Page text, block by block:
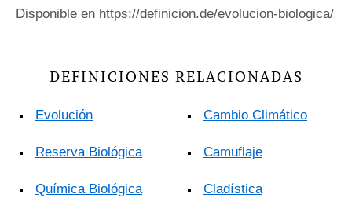
Disponible en https://definicion.de/evolucion-biologica/
DEFINICIONES RELACIONADAS
Evolución
Reserva Biológica
Química Biológica
Cambio Climático
Camuflaje
Cladística